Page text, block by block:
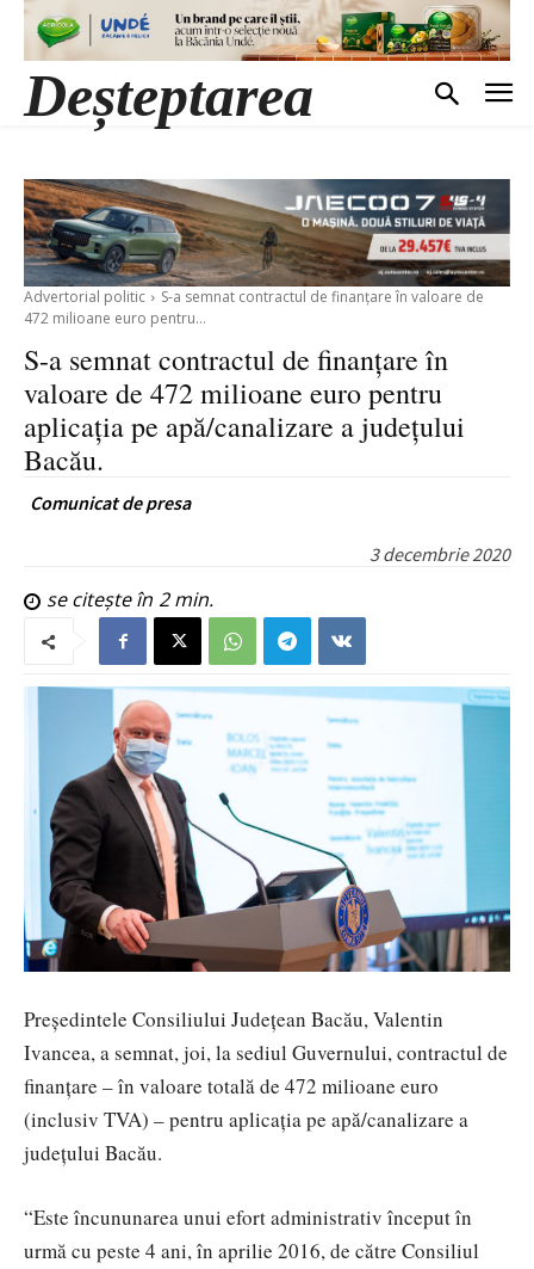
Deșteptarea
Advertorial politic
S-a semnat contractul de finanțare în valoare de
472 milioane euro pentru...
S-a semnat contractul de finanțare în
valoare de 472 milioane euro pentru
aplicația pe apă/canalizare a județului
Bacău.
Comunicat de presa
3 decembrie 2020
se citește în 2min.
Președintele Consiliului Județean Bacău, Valentin
Ivancea, a semnat, joi, la sediul Guvernului, contractul de
finanțare – în valoare totală de 472 milioane euro
(inclusiv TVA) – pentru aplicația pe apă/canalizare a
județului Bacău.
“Este încununarea unui efort administrativ început în
urmă cu peste 4 ani, în aprilie 2016, de către Consiliul